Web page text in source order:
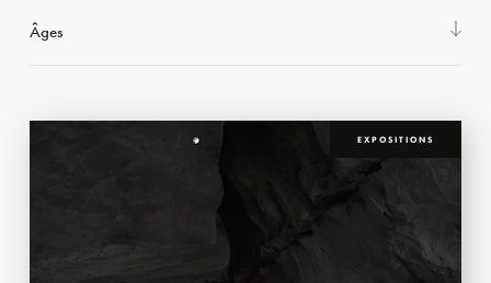
Âges
EXPOSITIONS